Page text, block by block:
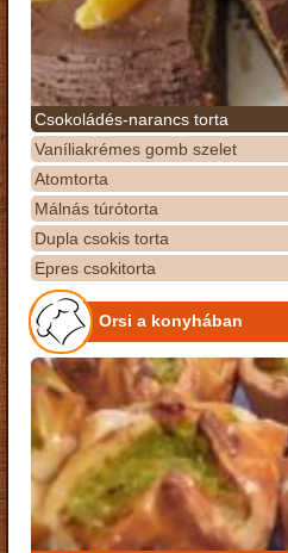
Csokoládés-narancs torta
Vaníliakrémes gomb szelet
Atomtorta
Málnás túrótorta
Dupla csokis torta
Epres csokitorta
Orsi a konyhában